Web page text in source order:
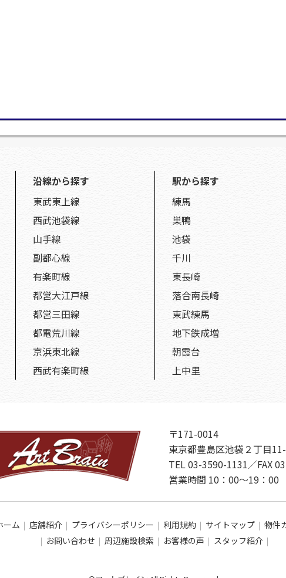
沿線から探す
東武東上線
西武池袋線
山手線
副都心線
有楽町線
都営大江戸線
都営三田線
都電荒川線
京浜東北線
西武有楽町線
駅から探す
練馬
巣鴨
池袋
千川
東長崎
落合南長崎
東武練馬
地下鉄成増
朝霞台
上中里
〒171-0014
東京都豊島区池袋２丁目
TEL 03-3590-1131／FAX
営業時間 10：00～19：
ーム 店舗紹介 プライバシーポリシー 利用規約 サイトマップ
物件
お問い合わせ
周辺施設検索 お客様の声 スタッフ紹介